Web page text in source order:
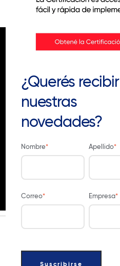
¿Querés recibir
nuestras
novedades?
Nombre* Apellido*
Correo* Empresa*